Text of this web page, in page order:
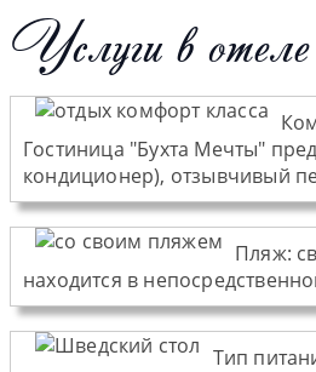
Услуги в
Гостиница "Бухта Мечты"
кондиционер), отзывчивый
Пляж:
находится в
Тип